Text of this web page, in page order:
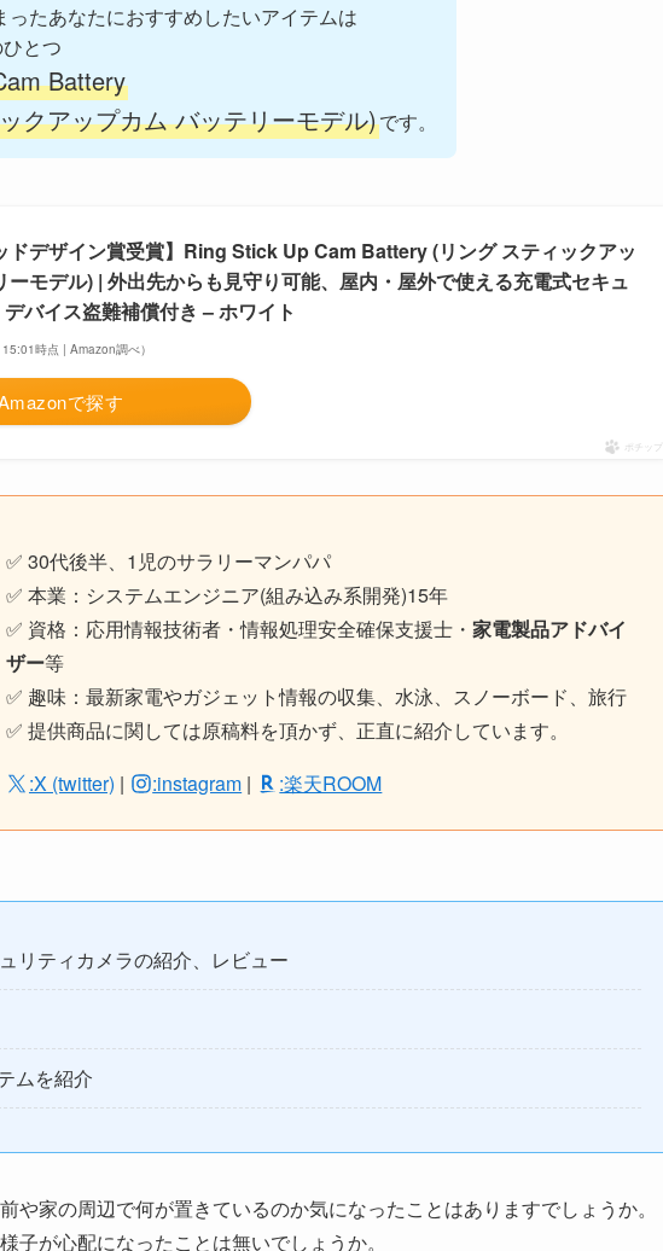
ったあなたにおすすめしたいアイテムは
とつ
Battery
クアップカム バッテリーモデル)です。
ドデザイン賞受賞】Ring Stick Up Cam Battery (リング スティックアッ
ーモデル) | 外出先からも見守り可能、屋内・屋外で使える充電式セキュ
バイス盗難補償付き – ホワイト
時点 | Amazon調べ）
で探す
ポチップ
✅ 30代後半、1児のサラリーマンパパ
✅ 本業：システムエンジニア(組み込み系開発)15年
✅ 資格：応用情報技術者・情報処理安全確保支援士・ 家電製品アドバイ
ザー等
✅ 趣味：最新家電やガジェット情報の収集、水泳、スノーボード、旅行
✅ 提供商品に関しては原稿料を頂かず、正直に紹介しています。
:X (twitter) | :instagram | :楽天ROOM
リティカメラの紹介、レビュー
ムを紹介
や家の周辺で何が置きているのか気になったことはありますでしょうか。
子が心配になったことは無いでしょうか。